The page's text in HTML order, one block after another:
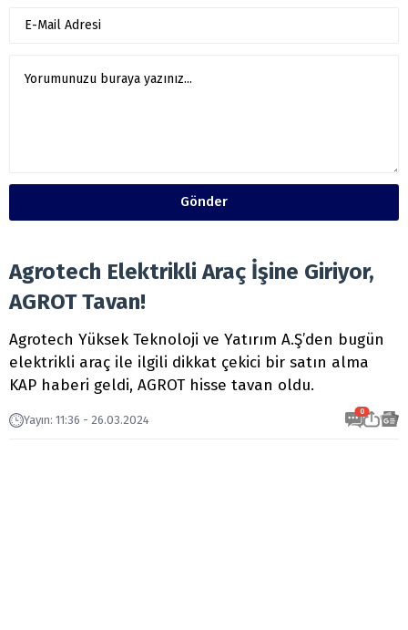
Gönder
Agrotech Elektrikli Araç İşine Giriyor,
AGROT Tavan!
Agrotech Yüksek Teknoloji ve Yatırım A.Ş’den bugün
elektrikli araç ile ilgili dikkat çekici bir satın alma
KAP haberi geldi, AGROT hisse tavan oldu.
Yayın: 11:36 - 26.03.2024
0